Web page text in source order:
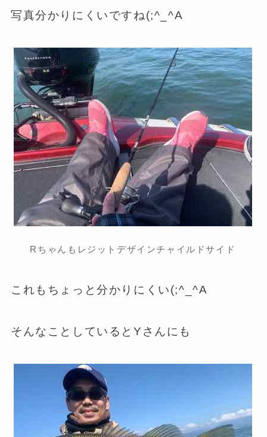
写真分かりにくいですね(;^_^A
Rちゃんもレジットデザインチャイルドサイド
これもちょっと分かりにくい(;^_^A
そんなことしているとYさんにも